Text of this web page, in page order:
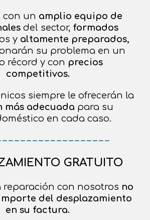
con un amplio equipo de
del sector, formados
y altamente preparados,
su problema en un
récord y con precios
competitivos.
siempre le ofrecerán la
más adecuada para su
en cada caso.
– – – – – – – – – – – – – – – – – –
GRATUITO
reparación con nosotros no
del desplazamiento
en su factura.